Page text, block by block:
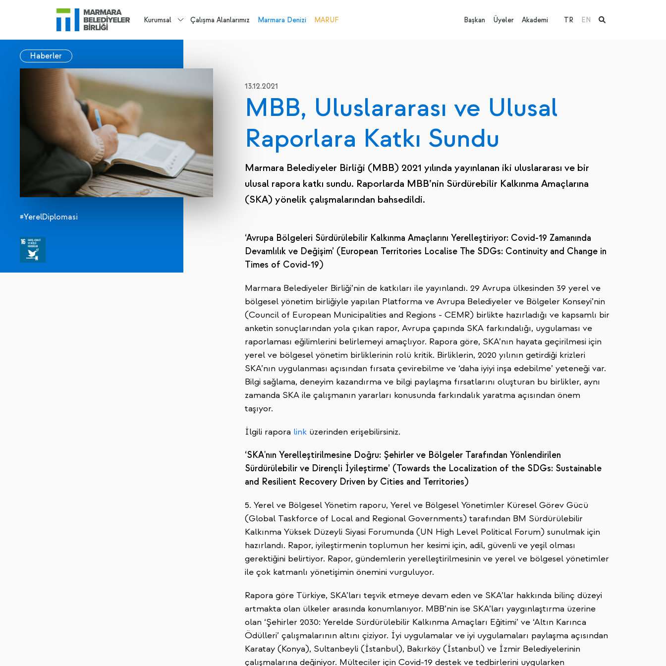
Kurumsal Çalışma Alanlarımız Marmara Denizi MARUF Başkan Üyeler Akademi TR EN
Haberler
#YerelDiplomasi
13.12.2021
MBB, Uluslararası ve Ulusal
Raporlara Katkı Sundu
Marmara Belediyeler Birliği (MBB) 2021 yılında yayınlanan iki uluslararası ve bir
ulusal rapora katkı sundu. Raporlarda MBB’nin Sürdürebilir Kalkınma Amaçlarına
(SKA) yönelik çalışmalarından bahsedildi.
‘Avrupa Bölgeleri Sürdürülebilir Kalkınma Amaçlarını Yerelleştiriyor: Covid-19 Zamanında
Devamlılık ve Değişim’ (European Territories Localise The SDGs: Continuity and Change in
Times of Covid-19)
Marmara Belediyeler Birliği’nin de katkıları ile yayınlandı. 29 Avrupa ülkesinden 39 yerel ve
bölgesel yönetim birliğiyle yapılan Platforma ve Avrupa Belediyeler ve Bölgeler Konseyi’nin
(Council of European Municipalities and Regions - CEMR) birlikte hazırladığı ve kapsamlı bir
anketin sonuçlarından yola çıkan rapor, Avrupa çapında SKA farkındalığı, uygulaması ve
raporlaması eğilimlerini belirlemeyi amaçlıyor. Rapora göre, SKA’nın hayata geçirilmesi için
yerel ve bölgesel yönetim birliklerinin rolü kritik. Birliklerin, 2020 yılının getirdiği krizleri
SKA’nın uygulanması açısından fırsata çevirebilme ve ‘daha iyiyi inşa edebilme’ yeteneği var.
Bilgi sağlama, deneyim kazandırma ve bilgi paylaşma fırsatlarını oluşturan bu birlikler, aynı
zamanda SKA ile çalışmanın yararları konusunda farkındalık yaratma açısından önem
taşıyor.
İlgili rapora link üzerinden erişebilirsiniz.
‘SKA'nın Yerelleştirilmesine Doğru: Şehirler ve Bölgeler Tarafından Yönlendirilen
Sürdürülebilir ve Dirençli İyileştirme’ (Towards the Localization of the SDGs: Sustainable
and Resilient Recovery Driven by Cities and Territories)
5. Yerel ve Bölgesel Yönetim raporu, Yerel ve Bölgesel Yönetimler Küresel Görev Gücü
(Global Taskforce of Local and Regional Governments) tarafından BM Sürdürülebilir
Kalkınma Yüksek Düzeyli Siyasi Forumunda (UN High Level Political Forum) sunulmak için
hazırlandı. Rapor, iyileştirmenin toplumun her kesimi için, adil, güvenli ve yeşil olması
gerektiğini belirtiyor. Rapor, gündemlerin yerelleştirilmesinin ve yerel ve bölgesel yönetimler
ile çok katmanlı yönetişimin önemini vurguluyor.
Rapora göre Türkiye, SKA’ları teşvik etmeye devam eden ve SKA’lar hakkında bilinç düzeyi
artmakta olan ülkeler arasında konumlanıyor. MBB’nin ise SKA’ları yaygınlaştırma üzerine
olan ‘Şehirler 2030: Yerelde Sürdürülebilir Kalkınma Amaçları Eğitimi’ ve ‘Altın Karınca
Ödülleri’ çalışmalarının altını çiziyor. İyi uygulamalar ve iyi uygulamaları paylaşma açısından
Karatay (Konya), Sultanbeyli (İstanbul), Bakırköy (İstanbul) ve İzmir Belediyelerinin
çalışmalarına değiniyor. Mülteciler için Covid-19 destek ve tedbirlerini uygularken